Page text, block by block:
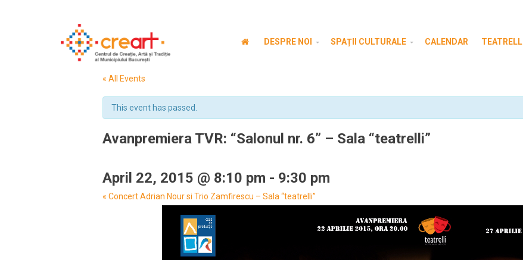
DESPRE NOI SPAȚII CULTURALE CALENDAR TEATRELLI
« All Events
This event has passed.
Avanpremiera TVR: “Salonul nr. 6” – Sala “teatrelli”
April 22, 2015 @ 8:10 pm - 9:30 pm
Event
« Concert Adrian Nour si Trio Zamfirescu – Sala “teatrelli”